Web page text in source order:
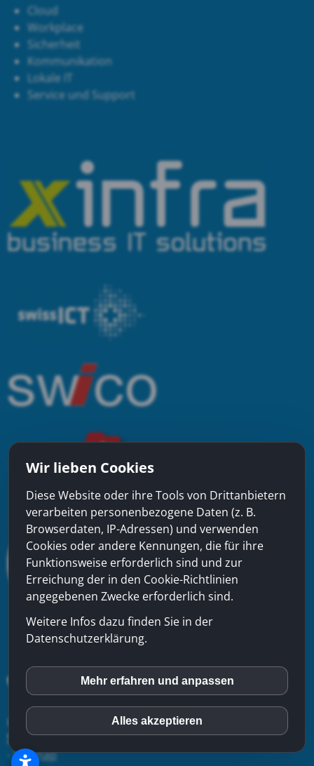
Cloud
Workplace
Sicherheit
Kommunikation
Lokale IT
Service und Support
xinfra gmbh - Badstrasse 50 - CH-5200 Brugg - Tel:
544 22 22-Kontakt-Impressum-Datenschutzerklärung
-Sitemap
Wir lieben Cookies
Diese Website oder ihre Tools von Drittanbietern
verarbeiten personenbezogene Daten (z. B.
Browserdaten, IP-Adressen) und verwenden
Cookies oder andere Kennungen, die für ihre
Funktionsweise erforderlich sind und zur
Erreichung der in den Cookie-Richtlinien
angegebenen Zwecke erforderlich sind.
Weitere Infos dazu finden Sie in der
Datenschutzerklärung.
inCMS
Matomo (Piwik)
Mehr erfahren und anpassen
Alles akzeptieren